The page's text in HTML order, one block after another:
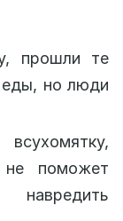
прошли те
еды, но люди
поможет